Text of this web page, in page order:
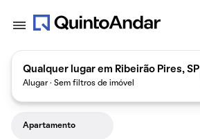
Qualquer lugar em Ribeirão Pires, SP
Alugar · Sem filtros de imóvel
Apartamento